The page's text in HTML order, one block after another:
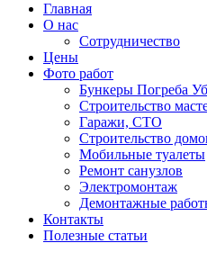
Главная
О нас
Сотрудничество
Цены
Фото работ
Бункеры Погреба
Строительство
Гаражи, СТО
Строительство
Мобильные туалеты
Ремонт санузлов
Электромонтаж
Демонтажные
Контакты
Полезные статьи